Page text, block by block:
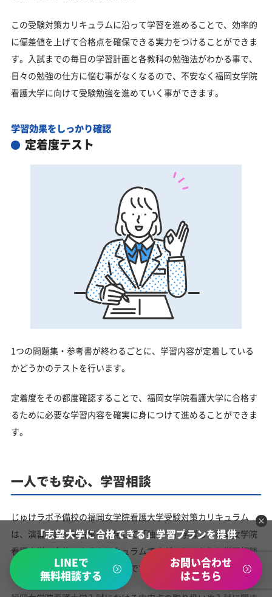
この受験対策カリキュラムに沿って学習を進めることで、効率的
に偏差値を上げて合格点を確保できる実力をつけることができま
す。入試までの毎日の学習計画と各教科の勉強法がわかる事で、
日々の勉強の仕方に悩む事がなくなるので、不安なく福岡女学院
看護大学に向けて受験勉強を進めていく事ができます。
学習効果をしっかり確認
定着度テスト
1つの問題集・参考書が終わるごとに、学習内容が定着している
かどうかのテストを行います。
定着度をその都度確認することで、福岡女学院看護大学に合格す
るために必要な学習内容を確実に身につけて進めることができま
す。
一人でも安心、学習相談
じゅけラボ予備校の福岡女学院看護大学受験対策カリキュラム
は、演習問題や解説集を使用して「独学で」学習して福岡女学院
看護大学に合格できるカリキュラムですが、しっかりと学習相談
やサポートをしているので安心です。
「志望大学に合格できる」学習プランを提供
LINEで
無料相談する
お問い合わせ
はこちら